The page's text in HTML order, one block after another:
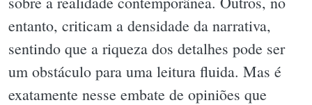
entanto, criticam a densidade da narrativa,
sentindo que a riqueza dos detalhes pode ser
um obstáculo para uma leitura fluida. Mas é
exatamente nesse embate de opiniões que